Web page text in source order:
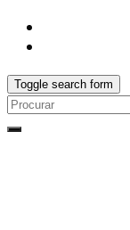
Toggle search form
Search